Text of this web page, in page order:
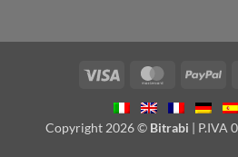
Visa MasterCard
Copyright 2026 © Bitrabi | P.IVA